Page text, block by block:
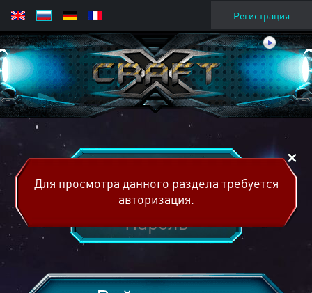
Регистрация
Для просмотра данного раздела требуется
авторизация.